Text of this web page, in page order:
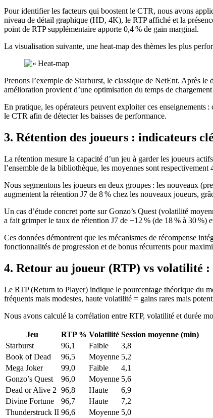
Pour identifier les facteurs qui boostent le CTR, nous avons
niveau de détail graphique (HD, 4K), le RTP affiché et la
point de RTP supplémentaire apporte 0,4 % de gain marginal.
La visualisation suivante, une heat‑map des thèmes les plus
Prenons l’exemple de Starburst, le classique de NetEnt. Après
amélioration provient d’une optimisation du temps de
En pratique, les opérateurs peuvent exploiter ces
le CTR afin de détecter les baisses de performance.
3. Rétention des joueurs : indicateurs
La rétention mesure la capacité d’un jeu à garder les joueurs
l’ensemble de la bibliothèque, les moyennes sont respectivement
Nous segmentons les joueurs en deux groupes : les nouveaux
augmentent la rétention J7 de 8 % chez les nouveaux joueurs,
Un cas d’étude concret porte sur Gonzo’s Quest (volatilité
a fait grimper le taux de rétention J7 de +12 % (de 18 % à 30 %)
Ces données démontrent que les mécanismes de récompense
fonctionnalités de progression et de bonus récurrents pour
4. Retour au joueur (RTP) vs volatilité
Le RTP (Return to Player) indique le pourcentage théorique du
fréquents mais modestes, haute volatilité = gains rares mais
Nous avons calculé la corrélation entre RTP, volatilité et durée
Jeu RTP % Volatilité Session moyenne (min)
Starburst
96,1 Faible
3,8
Book of Dead
96,5 Moyenne 5,2
Mega Joker
99,0 Faible
4,1
Gonzo’s Quest
96,0 Moyenne 5,6
Dead or Alive 2 96,8 Haute
6,9
Divine Fortune
96,7 Haute
7,2
Thunderstruck II 96,6 Moyenne 5,0